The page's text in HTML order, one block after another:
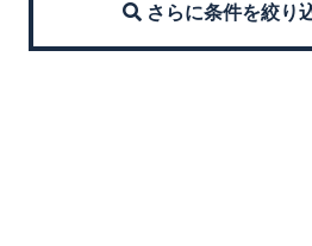
さらに条件を絞り